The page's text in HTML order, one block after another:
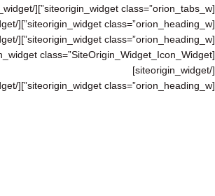
[siteorigin_widget class=”orion_tabs_w”]
[/siteorigin_widget]
[siteorigin_widget class=”orion_heading_w”]
[/siteorigin_widget]
[siteorigin_widget class=”orion_heading_w”]
[/siteorigin_widget]
[siteorigin_widget class=”SiteOrigin_Widget_Icon_Widget”]
[/siteorigin_widget]
[siteorigin_widget class=”orion_heading_w”]
[/siteorigin_widget]